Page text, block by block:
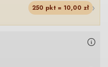
250 pkt = 10,00 zł ›